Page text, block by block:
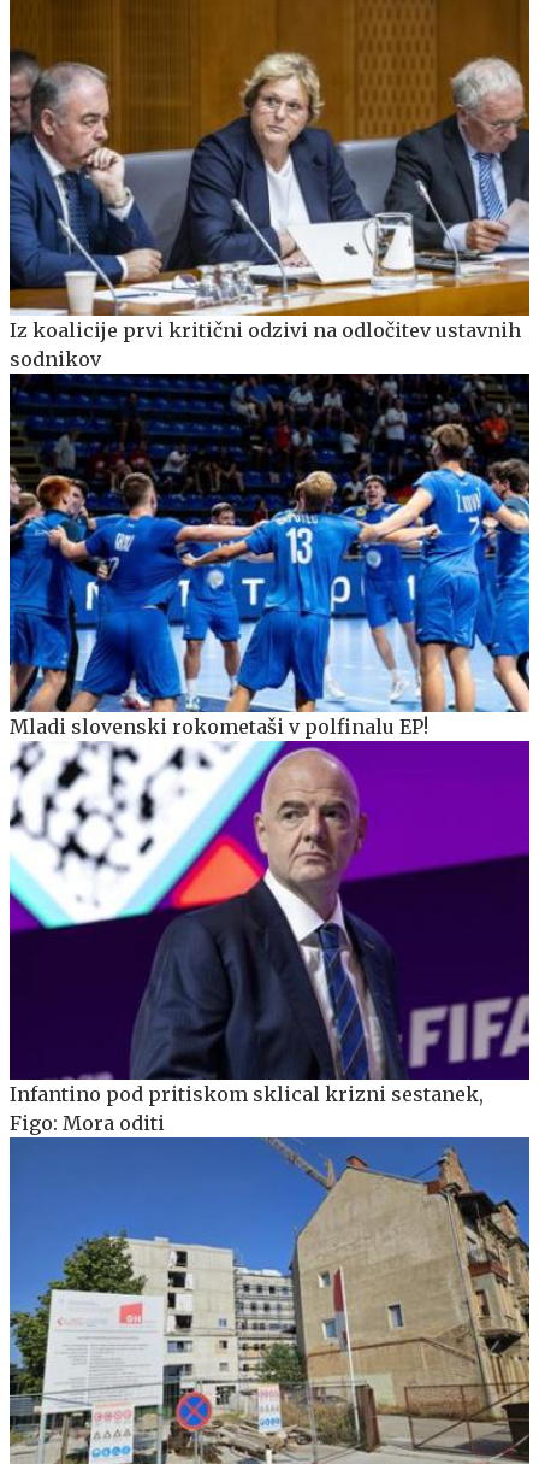
Iz koalicije prvi kritični odzivi na odločitev ustavnih
sodnikov
Mladi slovenski rokometaši v polfinalu EP!
Infantino pod pritiskom sklical krizni sestanek,
Figo: Mora oditi